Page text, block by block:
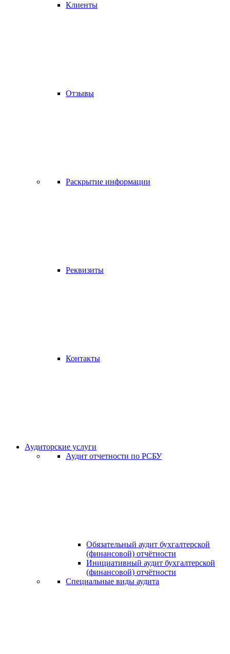
Клиенты
Отзывы
Раскрытие информации
Реквизиты
Контакты
Аудиторские услуги
Аудит отчетности по РСБУ
Обязательный аудит бухгалтерской
(финансовой) отчётности
Инициативный аудит бухгалтерской
(финансовой) отчётности
Специальные виды аудита